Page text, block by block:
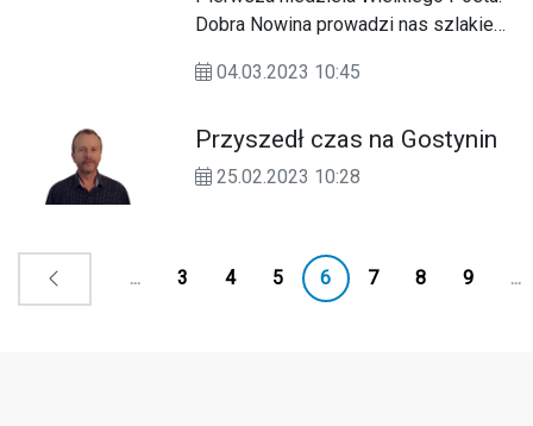
przez UNICEF.
Dobra Nowina prowadzi nas szlakiem
się przypadkowo czy spontanicznie.
wydarzeń wskazuje na ciąg dalszy
rajskiego kuszenia...
04.03.2023 10:45
Przyszedł czas na Gostynin
25.02.2023 10:28
... 3 4 5 6 7 8 9 ...